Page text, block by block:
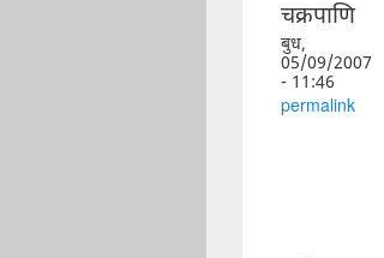
चक्रपाणि
बुध,
05/09/2007
- 11:46
permalink